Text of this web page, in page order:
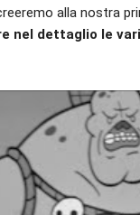
alla nostra
nel dettaglio le